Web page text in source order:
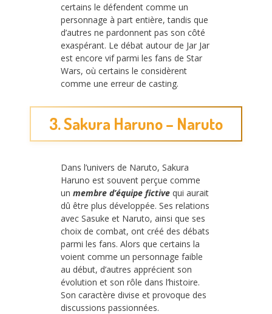
certains le défendent comme un
personnage à part entière, tandis que
d’autres ne pardonnent pas son côté
exaspérant. Le débat autour de Jar Jar
est encore vif parmi les fans de Star
Wars, où certains le considèrent
comme une erreur de casting.
3. Sakura Haruno – Naruto
Dans l’univers de Naruto, Sakura
Haruno est souvent perçue comme
un membre d’équipe fictive qui aurait
dû être plus développée. Ses relations
avec Sasuke et Naruto, ainsi que ses
choix de combat, ont créé des débats
parmi les fans. Alors que certains la
voient comme un personnage faible
au début, d’autres apprécient son
évolution et son rôle dans l’histoire.
Son caractère divise et provoque des
discussions passionnées.